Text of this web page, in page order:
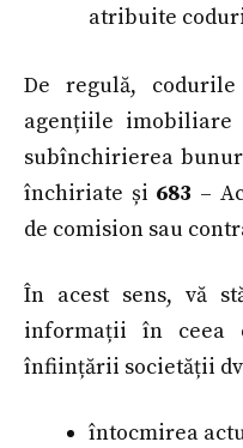
atribuite coduri
De regulă,
agențiile imobiliare
subînchirierea
închiriate și 683 –
de comision sau
În acest sens, vă
informații în ceea
înființării societății
întocmirea